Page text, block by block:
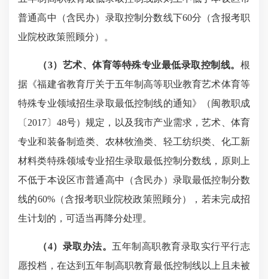
普通高中（含民办）录取控制分数线下60分（含报考职
业院校政策照顾分）。
（3）艺术、体育等特殊专业最低录取控制线。根
据《福建省教育厅关于五年制高等职业教育艺术体育等
特殊专业领域招生录取最低控制线的通知》（闽教职成
〔2017〕48号）规定，以及我市产业需求，艺术、体育
专业和装备制造类、农林牧渔类、轻工纺织类、化工新
材料类特殊领域专业招生录取最低控制分数线，原则上
不低于本设区市普通高中（含民办）录取最低控制分数
线的60%（含报考职业院校政策照顾分），若未完成招
生计划的，可适当再降分处理。
（4）录取办法。 五年制高职教育录取实行平行志
愿投档，在达到五年制高职教育最低控制线以上且未被